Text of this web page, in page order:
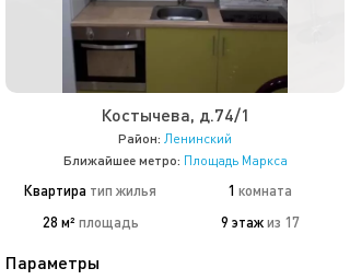
Костычева, д.74/1
Район: Ленинский
Ближайшее метро: Площадь Маркса
Квартира тип жилья 1 комната
28 м² площадь 9 этаж из 17
Параметры